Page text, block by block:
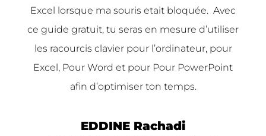
Excel lorsque ma souris etait bloquée. Avec
ce guide gratuit, tu seras en mesure d’utiliser
les racourcis clavier pour l’ordinateur, pour
Excel, Pour Word et pour Pour PowerPoint
afin d’optimiser ton temps.
EDDINE Rachadi